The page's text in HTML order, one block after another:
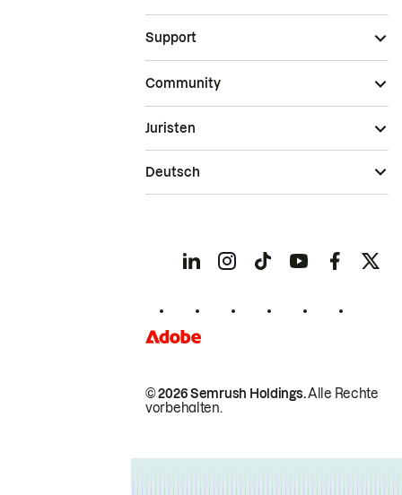
Support
Community
© 2026 Semrush Holdings.Alle Rechte
vorbehalten.
Juristen
Deutsch